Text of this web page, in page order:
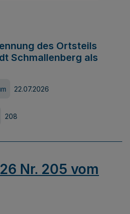
des Ortsteils
Schmallenberg als
22.07.2026
208
Nr. 205 vom